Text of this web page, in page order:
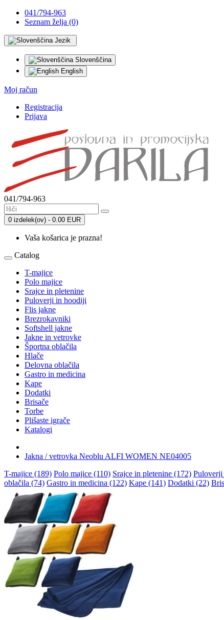
041/794-963
Seznam želja (0)
Jezik
Slovenščina
English
Moj račun
Registracija
Prijava
041/794-963
0 izdelek(ov) - 0.00 EUR
Vaša košarica je prazna!
Catalog
T-majice
Polo majice
Srajce in pletenine
Puloverji in hoodiji
Flis jakne
Brezrokavniki
Softshell jakne
Jakne in vetrovke
Športna oblačila
Hlače
Delovna oblačila
Gastro in medicina
Kape
Dodatki
Brisače
Torbe
Plišaste igrače
Katalogi
Jakna / vetrovka Neoblu ALFI WOMEN NE04005
T-majice (189) Polo majice (110) Srajce in pletenine (172)
oblačila (74) Gastro in medicina (122) Kape (141) Dodatki (22)